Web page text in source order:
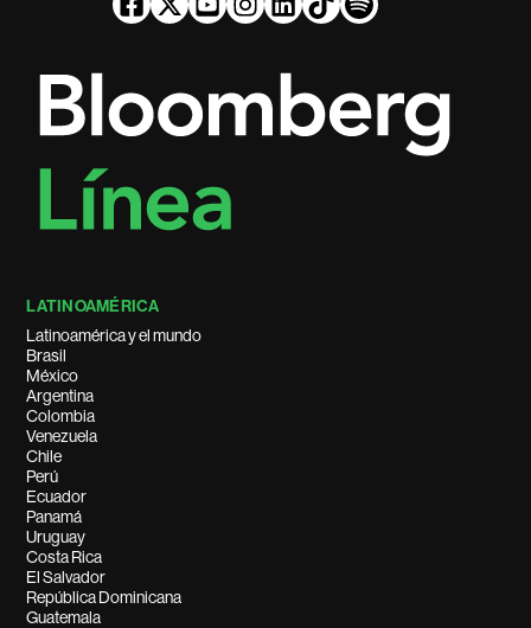
LATINOAMÉRICA
Latinoamérica y el mundo
Brasil
México
Argentina
Colombia
Venezuela
Chile
Perú
Ecuador
Panamá
Uruguay
Costa Rica
El Salvador
República Dominicana
Guatemala